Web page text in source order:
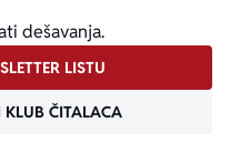
dešavanja.
LISTU
ČITALACA